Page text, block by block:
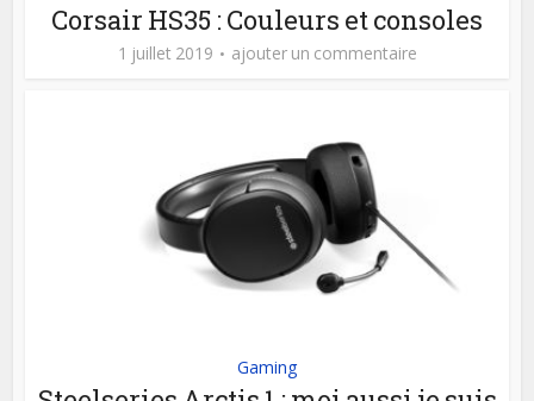
Corsair HS35 : Couleurs et consoles
1 juillet 2019 ajouter un commentaire
Gaming